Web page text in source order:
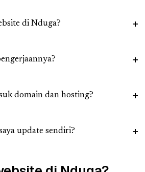
di Nduga?
domain dan hosting?
update sendiri?